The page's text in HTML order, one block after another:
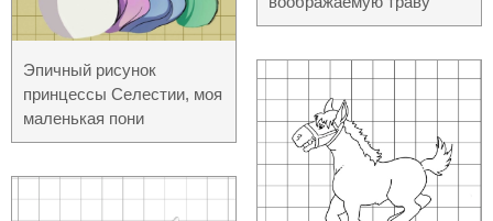
Эпичный рисунок
принцессы Селестии, моя
маленькая пони